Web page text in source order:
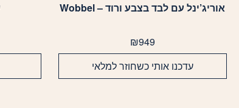
אוריג’ינל עם לבד בצבע ורוד – Wobbel
₪949
עדכנו אותי כשחוזר למלאי